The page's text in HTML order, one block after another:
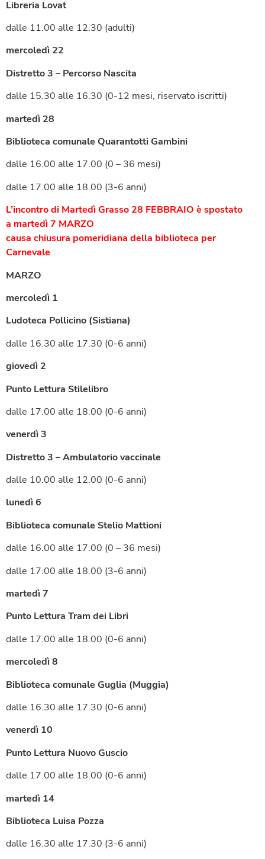
Libreria Lovat
dalle 11.00 alle 12.30 (adulti)
mercoledì 22
Distretto 3 – Percorso Nascita
dalle 15.30 alle 16.30 (0-12 mesi, riservato iscritti)
martedì 28
Biblioteca comunale Quarantotti Gambini
dalle 16.00 alle 17.00 (0 – 36 mesi)
dalle 17.00 alle 18.00 (3-6 anni)
L’incontro di Martedì Grasso 28 FEBBRAIO è spostato
a martedì 7 MARZO
causa chiusura pomeridiana della biblioteca per
Carnevale
MARZO
mercoledì 1
Ludoteca Pollicino (Sistiana)
dalle 16.30 alle 17.30 (0-6 anni)
giovedì 2
Punto Lettura Stilelibro
dalle 17.00 alle 18.00 (0-6 anni)
venerdì 3
Distretto 3 – Ambulatorio vaccinale
dalle 10.00 alle 12.00 (0-6 anni)
lunedì 6
Biblioteca comunale Stelio Mattioni
dalle 16.00 alle 17.00 (0 – 36 mesi)
dalle 17.00 alle 18.00 (3-6 anni)
martedì 7
Punto Lettura Tram dei Libri
dalle 17.00 alle 18.00 (0-6 anni)
mercoledì 8
Biblioteca comunale Guglia (Muggia)
dalle 16.30 alle 17.30 (0-6 anni)
venerdì 10
Punto Lettura Nuovo Guscio
dalle 17.00 alle 18.00 (0-6 anni)
martedì 14
Biblioteca Luisa Pozza
dalle 16.30 alle 17.30 (3-6 anni)